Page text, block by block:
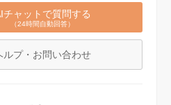
チャットで質問する
（24時間自動回答）
ルプ・お問い合わせ